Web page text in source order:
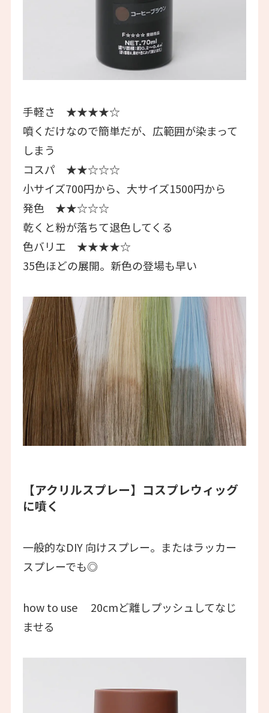
手軽さ ★★★★☆
噴くだけなので簡単だが、広範囲が染まって
しまう
コスパ ★★☆☆☆
小サイズ700円から、大サイズ1500円から
発色 ★★☆☆☆
乾くと粉が落ちて退色してくる
色バリエ ★★★★☆
35色ほどの展開。新色の登場も早い
【アクリルスプレー】 コスプレウィッグ
に噴く
一般的なDIY 向けスプレー。またはラッカー
スプレーでも◎
how to use 20cmど離しプッシュしてなじ
ませる